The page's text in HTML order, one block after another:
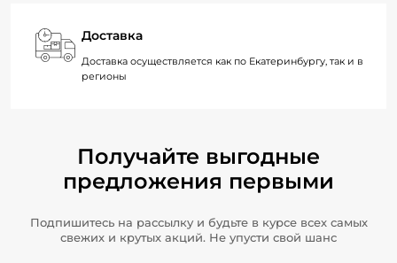
Доставка
Доставка осуществляется как по Екатеринбургу, так и в
регионы
Получайте выгодные
предложения первыми
Подпишитесь на рассылку и будьте в курсе всех самых
свежих и крутых акций. Не упусти свой шанс